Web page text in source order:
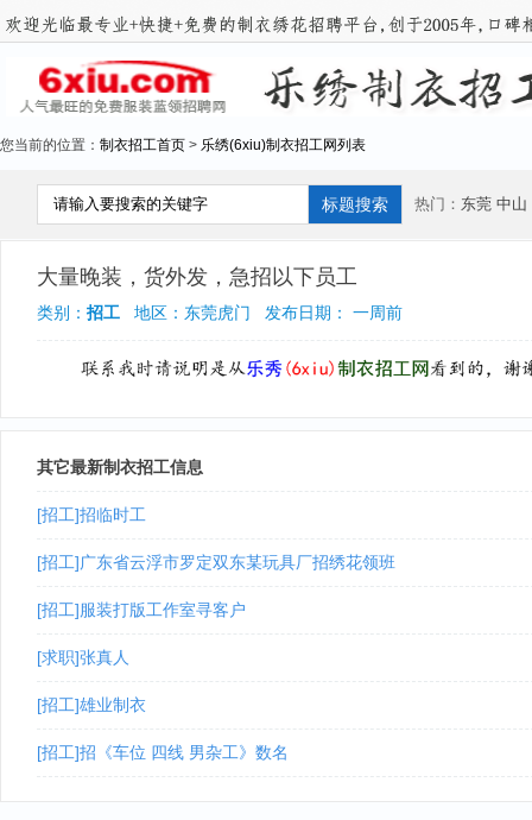
您当前的位置： 制衣招工首页 > 乐绣(6xiu)制衣招工网列表
热门： 东莞 中山
大量晚装，货外发，急招以下员工
类别： 招工 地区：东莞虎门 发布日期： 一周前
其它最新制衣招工信息
[招工]招临时工
[招工]广东省云浮市罗定双东某玩具厂招绣花领班
[招工]服装打版工作室寻客户
[求职]张真人
[招工]雄业制衣
[招工]招《车位 四线 男杂工》数名